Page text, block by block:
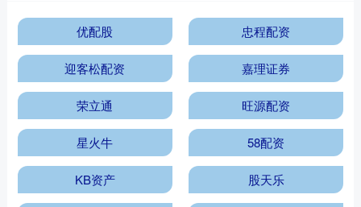
优配股 忠程配资
迎客松配资 嘉理证券
荣立通 旺源配资
星火牛 58配资
KB资产 股天乐